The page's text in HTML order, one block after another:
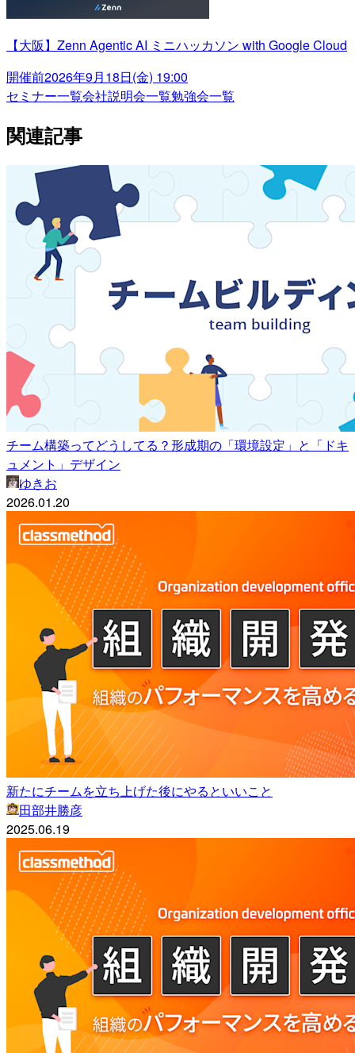
【大阪】Zenn Agentic AI ミニハッカソン with Google Cloud
開催前2026年9月18日(金) 19:00
セミナー一覧会社説明会一覧勉強会一覧
関連記事
チーム構築ってどうしてる？形成期の「環境設定」と「ドキ
ュメント」デザイン
ゆきお
2026.01.20
新たにチームを立ち上げた後にやるといいこと
田部井勝彦
2025.06.19